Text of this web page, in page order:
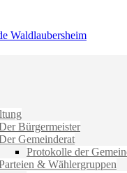
Bürgermeister
Gemeinderat
Protokolle der
& Wählergruppen